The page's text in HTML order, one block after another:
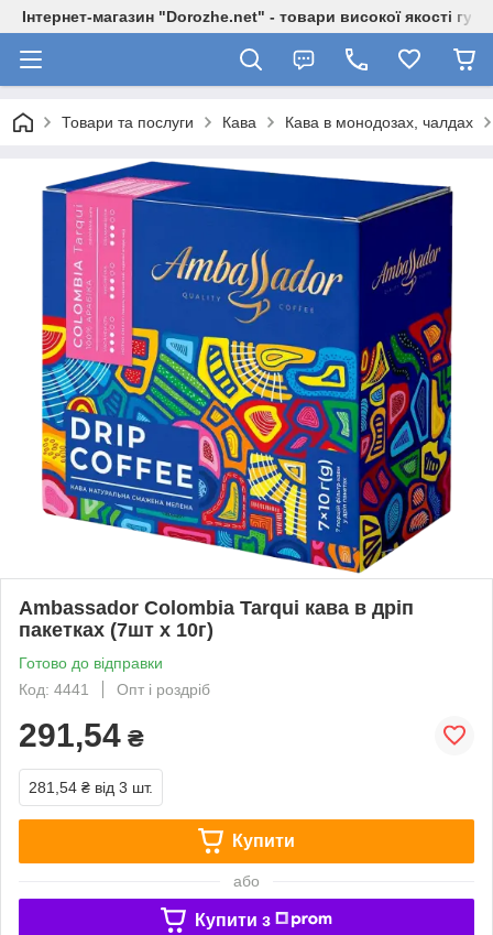
Інтернет-магазин "Dorozhe.net" - товари високої якості
Товари та послуги Кава Кава в монодозах, чалдах
Ambassador Colombia Tarqui кава в дріп
пакетках (7шт х 10г)
Готово до відправки
Код: 4441
Опт і роздріб
291,54 ₴
281,54 ₴ від 3 шт.
Купити
або
Купити з